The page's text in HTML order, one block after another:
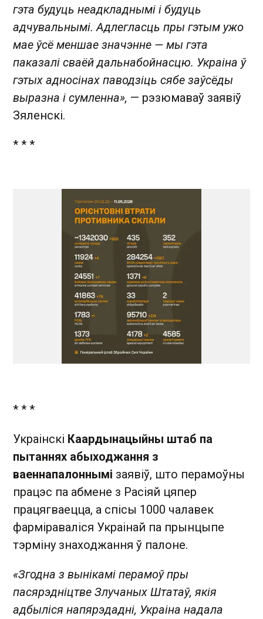
гэта будуць неадкладнымі і будуць
адчувальнымі. Адлегласць пры гэтым ужо
мае ўсё меншае значэнне — мы гэта
паказалі сваёй дальнабойнасцю. Украіна ў
гэтых адносінах паводзіць сябе заўсёды
выразна і сумленна», — рэзюмаваў заявіў
Зяленскі.
* * *
* * *
Украінскі Каардынацыйны штаб па
пытаннях абыходжання з
ваеннапалоннымі заявіў, што перамоўны
працэс па абмене з Расіяй цяпер
працягваецца, а спісы 1000 чалавек
фарміраваліся Украінай па прынцыпе
тэрміну знаходжання ў палоне.
«Згодна з вынікамі перамоў пры
пасярэдніцтве Злучаных Штатаў, якія
адбыліся напярэдадні, Украіна надала